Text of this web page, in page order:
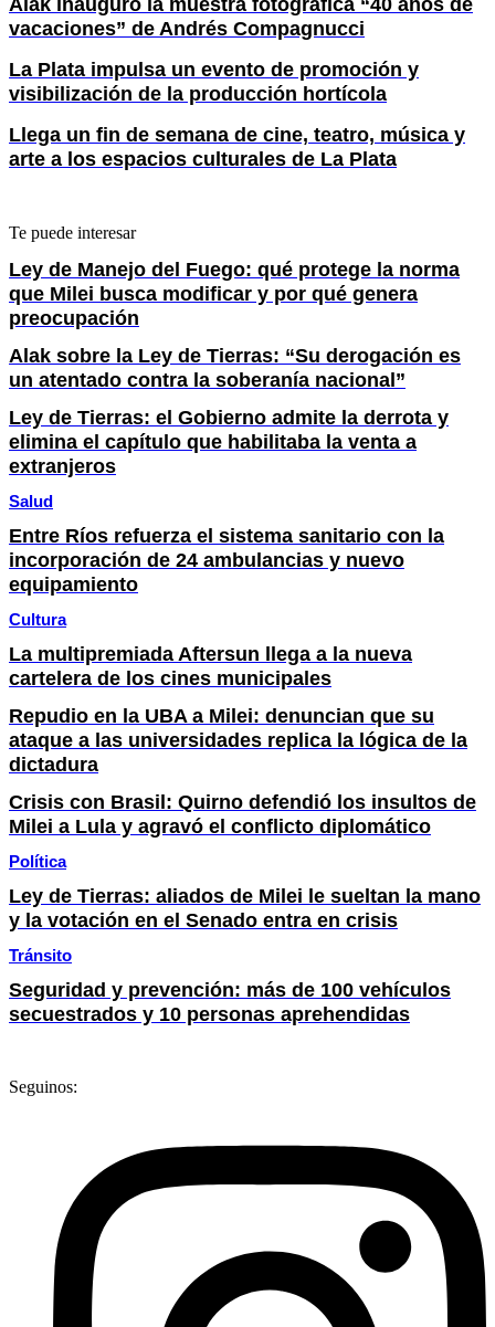
Alak inauguró la muestra fotográfica “40 años de
vacaciones” de Andrés Compagnucci
La Plata impulsa un evento de promoción y
visibilización de la producción hortícola
Llega un fin de semana de cine, teatro, música y
arte a los espacios culturales de La Plata
Te puede interesar
Ley de Manejo del Fuego: qué protege la norma
que Milei busca modificar y por qué genera
preocupación
Alak sobre la Ley de Tierras: “Su derogación es
un atentado contra la soberanía nacional”
Ley de Tierras: el Gobierno admite la derrota y
elimina el capítulo que habilitaba la venta a
extranjeros
Salud
Entre Ríos refuerza el sistema sanitario con la
incorporación de 24 ambulancias y nuevo
equipamiento
Cultura
La multipremiada Aftersun llega a la nueva
cartelera de los cines municipales
Repudio en la UBA a Milei: denuncian que su
ataque a las universidades replica la lógica de la
dictadura
Crisis con Brasil: Quirno defendió los insultos de
Milei a Lula y agravó el conflicto diplomático
Política
Ley de Tierras: aliados de Milei le sueltan la mano
y la votación en el Senado entra en crisis
Tránsito
Seguridad y prevención: más de 100 vehículos
secuestrados y 10 personas aprehendidas
Seguinos: